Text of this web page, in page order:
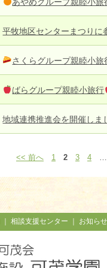
平牧地区センターまつりに
さくらグループ親睦小旅
ばらグループ親睦小旅行
地域連携推進会を開催しま
<< 前へ 1 2 3 4 …
相談支援センター お知ら